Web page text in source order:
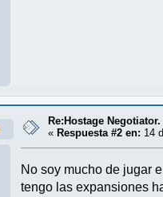
Re:Hostage
« Respuesta #2 en: 14
No soy mucho de jugar
tengo las expansiones